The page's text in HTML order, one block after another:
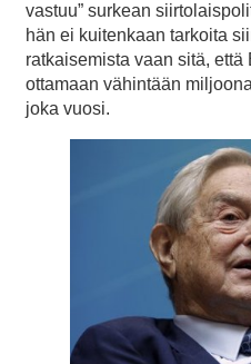
vastuu” surkean
hän ei kuitenkaan tarkoita
ratkaisemista vaan sitä,
ottamaan vähintään
joka vuosi.